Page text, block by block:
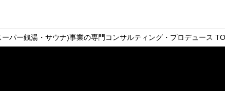
パー銭湯・サウナ)事業の専門コンサルティング・プロデュース